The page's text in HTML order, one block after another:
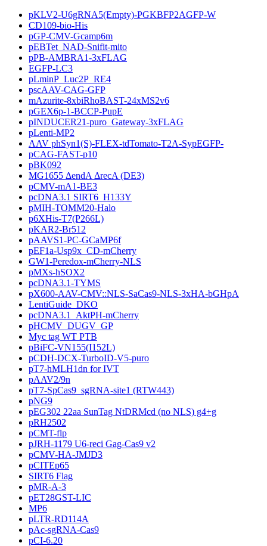
pKLV2-U6gRNA5(Empty)-PGKBFP2AGFP-W
CD109-bio-His
pGP-CMV-Gcamp6m
pEBTet_NAD-Snifit-mito
pPB-AMBRA1-3xFLAG
EGFP-LC3
pLminP_Luc2P_RE4
pscAAV-CAG-GFP
mAzurite-8xbiRhoBAST-24xMS2v6
pGEX6p-1-BCCP-PupE
pINDUCER21-puro_Gateway-3xFLAG
pLenti-MP2
AAV phSyn1(S)-FLEX-tdTomato-T2A-SypEGFP-
pCAG-FAST-p10
pBK092
MG1655 ΔendA ΔrecA (DE3)
pCMV-mA1-BE3
pcDNA3.1 SIRT6_H133Y
pMIH-TOMM20-Halo
p6XHis-T7(P266L)
pKAR2-Br512
pAAVS1-PC-GCaMP6f
pEF1a-Usp9x_CD-mCherry
GW1-Peredox-mCherry-NLS
pMXs-hSOX2
pcDNA3.1-TYMS
pX600-AAV-CMV::NLS-SaCas9-NLS-3xHA-bGHpA
LentiGuide_DKO
pcDNA3.1_AktPH-mCherry
pHCMV_DUGV_GP
Myc tag WT PTB
pBiFC-VN155(I152L)
pCDH-DCX-TurboID-V5-puro
pT7-hMLH1dn for IVT
pAAV2/9n
pT7-SpCas9_sgRNA-site1 (RTW443)
pNG9
pEG302 22aa SunTag NtDRMcd (no NLS) g4+g
pRH2502
pCMT-flp
pJRH-1179 U6-reci Gag-Cas9 v2
pCMV-HA-JMJD3
pCITEp65
SIRT6 Flag
pMR-A-3
pET28GST-LIC
MP6
pLTR-RD114A
pAc-sgRNA-Cas9
pCI-6.20